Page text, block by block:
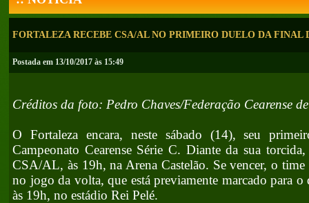
FORTALEZA RECEBE CSA/AL NO PRIMEIRO DUELO DA FINAL
Postada em 13/10/2017 às 15:49
Créditos da foto: Pedro Chaves/Federação Cearense
O Fortaleza encara, neste sábado (14), seu
Campeonato Cearense Série C. Diante da sua
CSA/AL, às 19h, na Arena Castelão. Se vencer, o
no jogo da volta, que está previamente marcado para o
às 19h, no estádio Rei Pelé.